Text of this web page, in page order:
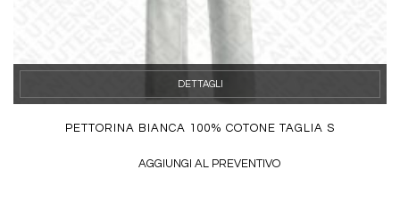
DETTAGLI
PETTORINA BIANCA 100% COTONE TAGLIA S
AGGIUNGI AL PREVENTIVO